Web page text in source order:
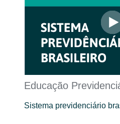
Educação
Sistema previdenciário